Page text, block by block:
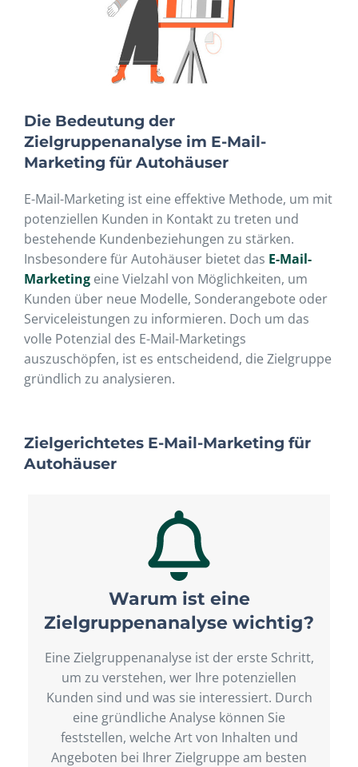
Die Bedeutung der
Zielgruppenanalyse im E-Mail-
Marketing für Autohäuser
E-Mail-Marketing ist eine effektive Methode, um mit
potenziellen Kunden in Kontakt zu treten und
bestehende Kundenbeziehungen zu stärken.
Insbesondere für Autohäuser bietet das E-Mail-
Marketing eine Vielzahl von Möglichkeiten, um
Kunden über neue Modelle, Sonderangebote oder
Serviceleistungen zu informieren. Doch um das
volle Potenzial des E-Mail-Marketings
auszuschöpfen, ist es entscheidend, die Zielgruppe
gründlich zu analysieren.
Zielgerichtetes E-Mail-Marketing für
Autohäuser
Warum ist eine
Zielgruppenanalyse wichtig?
Eine Zielgruppenanalyse ist der erste Schritt,
um zu verstehen, wer Ihre potenziellen
Kunden sind und was sie interessiert. Durch
eine gründliche Analyse können Sie
feststellen, welche Art von Inhalten und
Angeboten bei Ihrer Zielgruppe am besten